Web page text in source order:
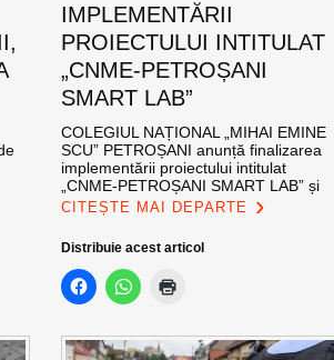
IMPLEMENTĂRII
PROIECTULUI INTITULAT
„CNME-PETROȘANI
SMART LAB”
COLEGIUL NAȚIONAL „MIHAI EMINE
SCU” PETROȘANI anunță finalizarea
implementării proiectului intitulat
„CNME-PETROȘANI SMART LAB” și
CITEȘTE MAI DEPARTE
Distribuie acest articol